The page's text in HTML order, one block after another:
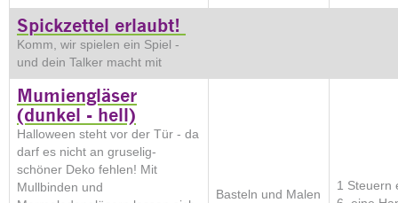
Spickzettel erlaubt!
Komm, wir spielen ein Spiel -
und dein Talker macht mit
Mumiengläser
(dunkel - hell)
Halloween steht vor der Tür - da
darf es nicht an gruselig-
schöner Deko fehlen! Mit
Mullbinden und
Basteln und Malen
1 Steuern